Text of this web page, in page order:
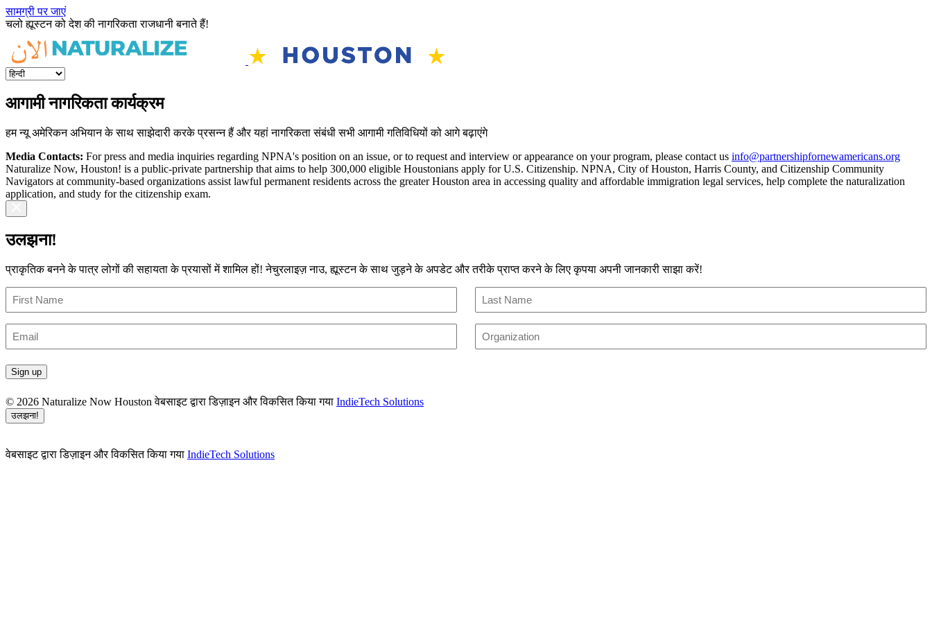
सामग्री पर जाएं
चलो ह्यूस्टन को देश की नागरिकता राजधानी बनाते हैं!
आगामी नागरिकता कार्यक्रम
हम न्यू अमेरिकन अभियान के साथ साझेदारी करके प्रसन्न हैं और यहां नागरिकता संबंधी सभी आगामी गतिविधियों को आगे बढ़ाएंगे
Media Contacts: For press and media inquiries regarding NPNA's position on an issue, or to request and interview or appearance on your program, please contact us info@partnershipfornewamericans.org
Naturalize Now, Houston! is a public-private partnership that aims to help 300,000 eligible Houstonians apply for U.S. Citizenship. NPNA, City of Houston, Harris County, and Citizenship Community
Navigators at community-based organizations assist lawful permanent residents across the greater Houston area in accessing quality and affordable immigration legal services, help complete the naturalization
application, and study for the citizenship exam.
उलझना!
प्राकृतिक बनने के पात्र लोगों की सहायता के प्रयासों में शामिल हों! नेचुरलाइज़ नाउ, ह्यूस्टन के साथ जुड़ने के अपडेट और तरीके प्राप्त करने के लिए कृपया अपनी जानकारी साझा करें!
(आवश्यक)
(आवश्यक) (आवश्यक)
© 2026 Naturalize Now Houston वेबसाइट द्वारा डिज़ाइन और विकसित किया गया IndieTech Solutions
उलझना!
वेबसाइट द्वारा डिज़ाइन और विकसित किया गया IndieTech Solutions